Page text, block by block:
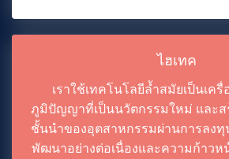
ไฮเทค
เราใช้เทคโนโลยีล้ำสมัยเป็นเค
ภูมิปัญญาที่เป็นนวัตกรรมใหม่ และส
ชั้นนำของอุตสาหกรรมผ่านการลงทุ
พัฒนาอย่างต่อเนื่องและความก้าวห